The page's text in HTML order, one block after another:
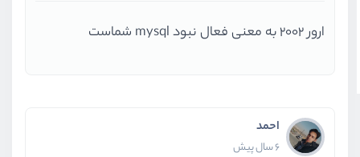
ارور 2002 به معنی فعال نبود mysql شماست
احمد
6 سال پیش